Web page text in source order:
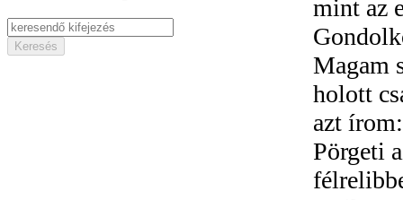
mint az
Magam
holott
azt
Pörgeti